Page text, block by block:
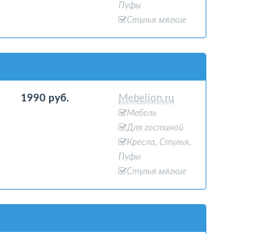
Пуфы
Стулья мягкие
1990 руб. Mebelion.ru
Мебель
Для гостиной
Кресла, Стулья,
Пуфы
Стулья мягкие